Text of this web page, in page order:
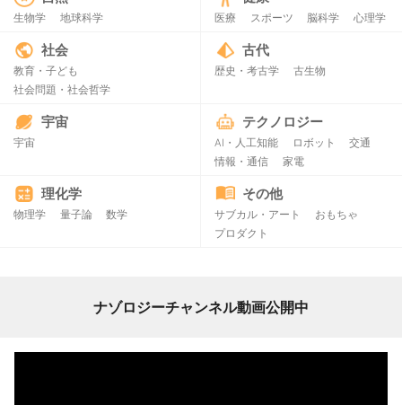
生物学 地球科学 医療 スポーツ 脳科学 心理学
社会
教育・子ども
社会問題・社会哲学
古代
歴史・考古学 古生物
宇宙
宇宙
テクノロジー
AI・人工知能 ロボット
交通
情報・通信
家電
理化学
物理学 量子論 数学
その他
サブカル・アート
おもちゃ
プロダクト
ナゾロジーチャンネル動画公開中